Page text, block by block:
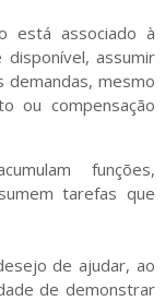
está associado à
assumir
mesmo
ou compensação
funções,
tarefas que
de ajudar, ao
de demonstrar